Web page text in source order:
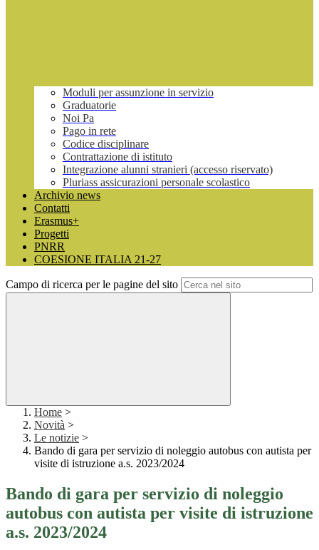
Moduli per assunzione in servizio
Graduatorie
Noi Pa
Pago in rete
Codice disciplinare
Contrattazione di istituto
Integrazione alunni stranieri (accesso riservato)
Pluriass assicurazioni personale scolastico
Archivio news
Contatti
Erasmus+
Progetti
PNRR
COESIONE ITALIA 21-27
Campo di ricerca per le pagine del sito
Home >
Novità >
Le notizie >
Bando di gara per servizio di noleggio autobus con autista per
visite di istruzione a.s. 2023/2024
Bando di gara per servizio di noleggio
autobus con autista per visite di istruzione
a.s. 2023/2024